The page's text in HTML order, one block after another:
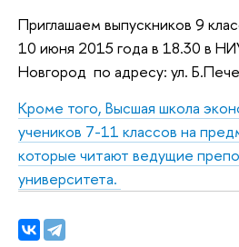
Приглашаем выпускников 9
10 июня 2015 года в 18.30 в
Новгород по адресу: ул.
Кроме того, Высшая школа
учеников 7-11 классов на
которые читают ведущие
университета.